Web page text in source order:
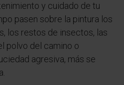
y cuidado de tu
pasen sobre la pintura los
los restos de insectos, las
polvo del camino o
agresiva, más se